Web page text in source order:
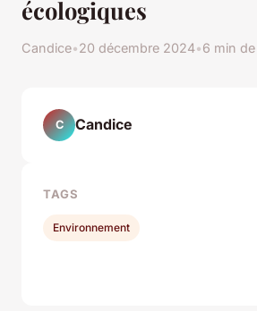
écologiques
Candice•20 décembre 2024•6 min
C Candice
TAGS
Environnement